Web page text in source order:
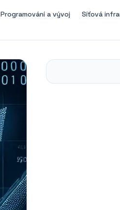
Programování a vývoj
Síťová